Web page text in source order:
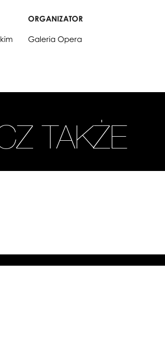
ORGANIZATOR
Galeria Opera
TAKŻE